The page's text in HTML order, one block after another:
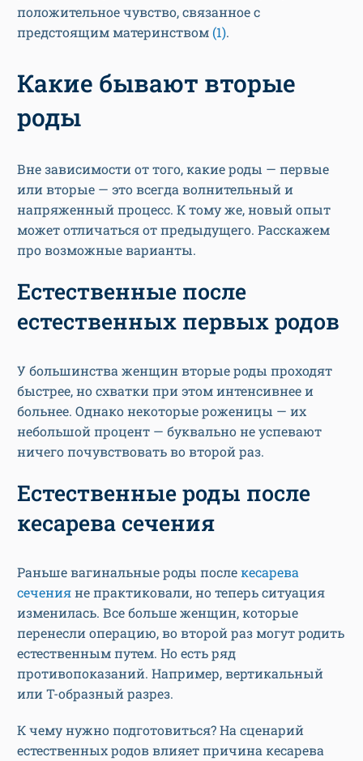
положительное чувство, связанное с
предстоящим материнством (1).
Какие бывают вторые
роды
Вне зависимости от того, какие роды — первые
или вторые — это всегда волнительный и
напряженный процесс. К тому же, новый опыт
может отличаться от предыдущего. Расскажем
про возможные варианты.
Естественные после
естественных первых родов
У большинства женщин вторые роды проходят
быстрее, но схватки при этом интенсивнее и
больнее. Однако некоторые роженицы — их
небольшой процент — буквально не успевают
ничего почувствовать во второй раз.
Естественные роды после
кесарева сечения
Раньше вагинальные роды послекесарева
сеченияне практиковали, но теперь ситуация
изменилась. Все больше женщин, которые
перенесли операцию, во второй раз могут родить
естественным путем. Но есть ряд
противопоказаний. Например, вертикальный
или Т-образный разрез.
К чему нужно подготовиться? На сценарий
естественных родов влияет причина кесарева